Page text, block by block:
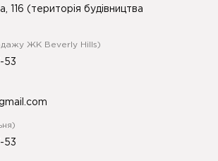
116 (територія будівництва
ЖК Beverly Hills)
53
53